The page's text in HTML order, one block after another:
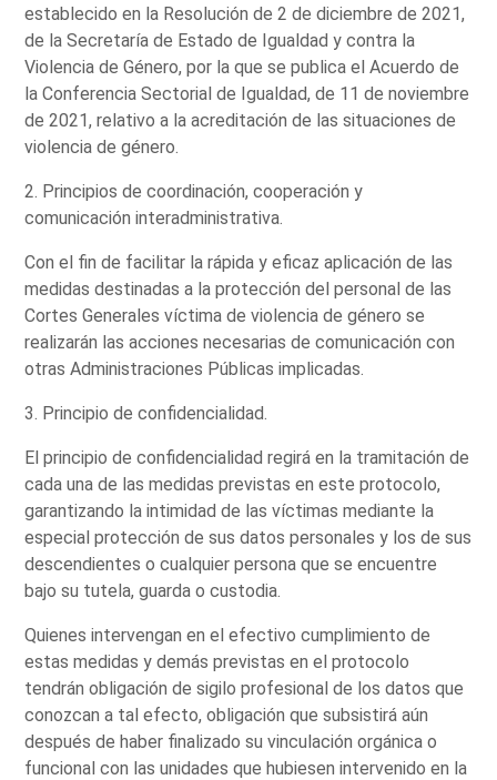
establecido en la Resolución de 2 de diciembre de 2021,
de la Secretaría de Estado de Igualdad y contra la
Violencia de Género, por la que se publica el Acuerdo de
la Conferencia Sectorial de Igualdad, de 11 de noviembre
de 2021, relativo a la acreditación de las situaciones de
violencia de género.
2. Principios de coordinación, cooperación y
comunicación interadministrativa.
Con el fin de facilitar la rápida y eficaz aplicación de las
medidas destinadas a la protección del personal de las
Cortes Generales víctima de violencia de género se
realizarán las acciones necesarias de comunicación con
otras Administraciones Públicas implicadas.
3. Principio de confidencialidad.
El principio de confidencialidad regirá en la tramitación de
cada una de las medidas previstas en este protocolo,
garantizando la intimidad de las víctimas mediante la
especial protección de sus datos personales y los de sus
descendientes o cualquier persona que se encuentre
bajo su tutela, guarda o custodia.
Quienes intervengan en el efectivo cumplimiento de
estas medidas y demás previstas en el protocolo
tendrán obligación de sigilo profesional de los datos que
conozcan a tal efecto, obligación que subsistirá aún
después de haber finalizado su vinculación orgánica o
funcional con las unidades que hubiesen intervenido en la